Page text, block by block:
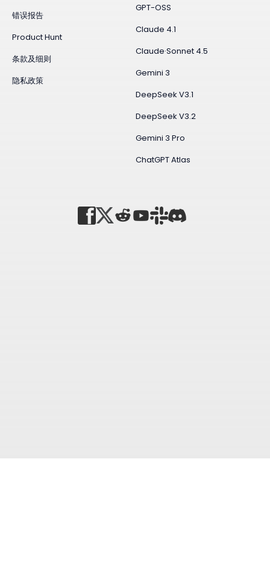
GPT-OSS
Claude 4.1
Claude·Sonnet 4.5
Gemini 3
DeepSeek V3.1
DeepSeek V3.2
Gemini 3 Pro
ChatGPT Atlas
错误报告
Product Hunt
条款及细则
隐私政策